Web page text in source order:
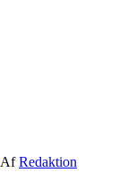
AfRedaktion